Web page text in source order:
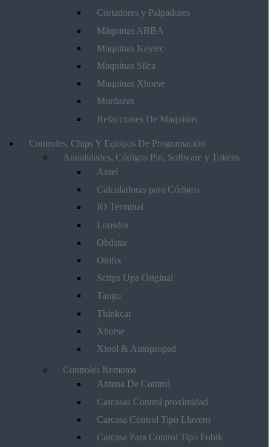
Cortadores y Palpadores
Máquinas ABBA
Maquinas Keytec
Maquinas Silca
Maquinas Xhorse
Mordazas
Refacciones De Maquinas
Controles, Chips Y Equipos De Programación
Anualidades, Códigos Pin, Software y Tokens
Autel
Calculadoras para Códigos
IO Terminal
Lonsdor
Obdstar
Otofix
Scrips Upa Original
Tango
Thinkcar
Xhorse
Xtool & Autopropad
Controles Remotos
Antena De Control
Carcasas Control proximidad
Carcasa Control Tipo Llavero
Carcasa Para Control Tipo Fobik